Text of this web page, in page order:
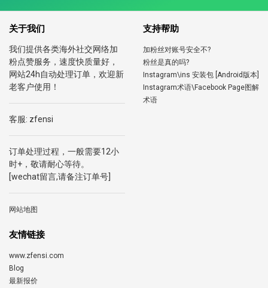
关于我们
我们提供各类海外社交网络加
粉点赞服务，速度快质量好，
网站24h自动处理订单，欢迎新
老客户使用！
客服: zfensi
订单处理过程，一般需要12小
时+，敬请耐心等待。
[wechat留言,请备注订单号]
网站地图
支持帮助
加粉丝对账号安全不?
粉丝是真的吗?
Instagram\ins 安装包 [Android版本]
Instagram术语\Facebook Page图解
术语
友情链接
www.zfensi.com
Blog
最新报价